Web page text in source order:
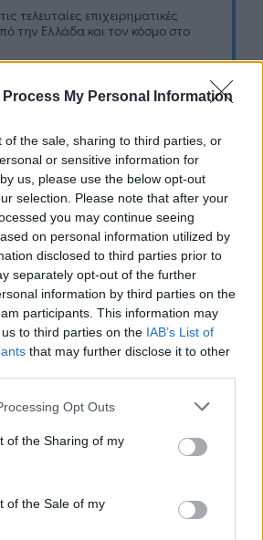
Process My Personal Information
of the sale, sharing to third parties, or
or sensitive information for
us, please use the below opt-out
selection. Please note that after your
you may continue seeing
on personal information utilized by
disclosed to third parties prior to
separately opt-out of the further
information by third parties on the
participants. This information may
to third parties on the IAB’s List of
that may further disclose it to other
Opt Outs
of the Sharing of my
of the Sale of my
τελευταίες επιχειρηματικές
την Ελλάδα και τον κόσμο στο
click για να σχολιάσεις